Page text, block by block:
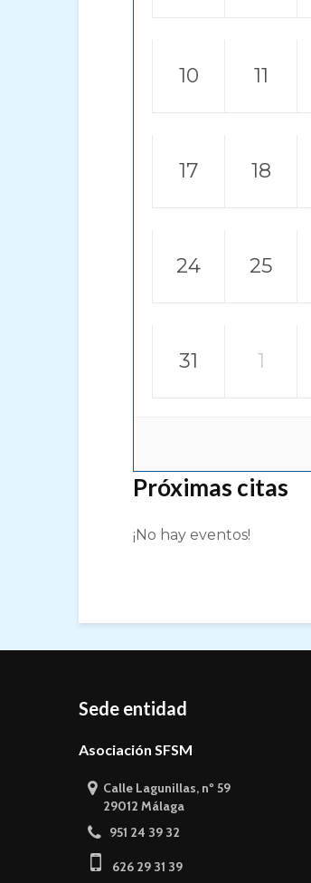
10 11
17 18
24 25
31 1
Próximas citas
¡No hay eventos!
Sede entidad
Asociación SFSM
Calle Lagunillas, nº 59
29012 Málaga
951 24 39 32
626 29 31 39